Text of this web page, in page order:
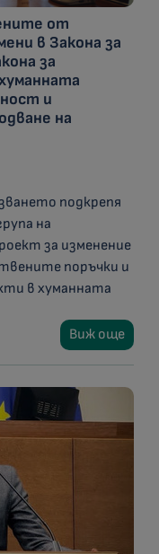
от
в Закона за
за
и
на
подкрепя
на
за изменение
поръчки и
в хуманната
Виж още